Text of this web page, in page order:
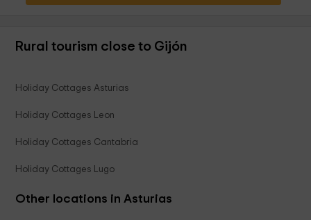
Rural tourism close to Gijón
Holiday Cottages Asturias
Holiday Cottages Leon
Holiday Cottages Cantabria
Holiday Cottages Lugo
Other locations in Asturias